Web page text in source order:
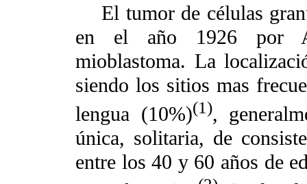
El tumor de células
en el año 1926 por
mioblastoma. La
siendo los sitios mas
lengua (10%)(1),
única, solitaria, de
entre los 40 y 60 años de